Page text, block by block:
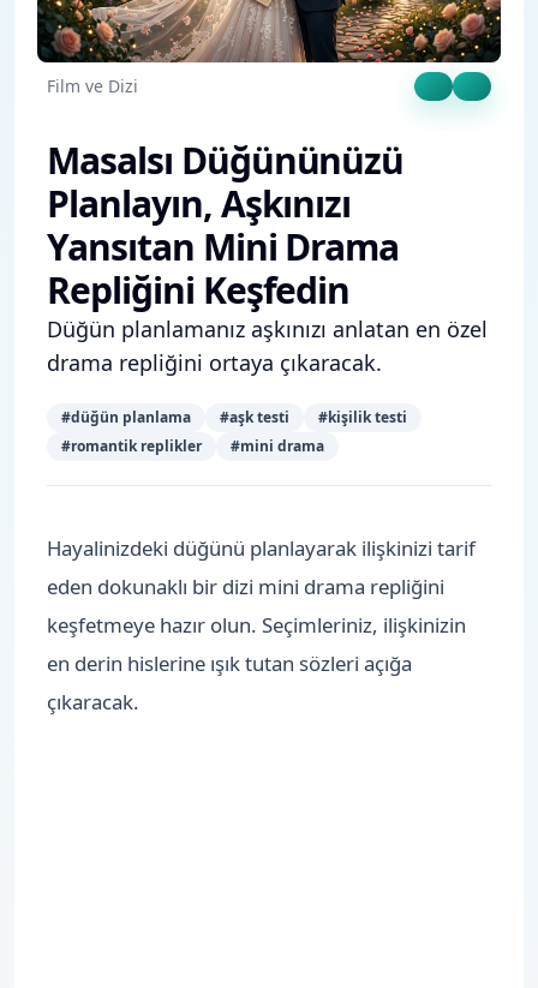
Film ve Dizi
Masalsı Düğününüzü
Planlayın, Aşkınızı
Yansıtan Mini Drama
Repliğini Keşfedin
Düğün planlamanız aşkınızı anlatan en özel
drama repliğini ortaya çıkaracak.
#düğün planlama #aşk testi #kişilik testi
#romantik replikler #mini drama
Hayalinizdeki düğünü planlayarak ilişkinizi tarif
eden dokunaklı bir dizi mini drama repliğini
keşfetmeye hazır olun. Seçimleriniz, ilişkinizin
en derin hislerine ışık tutan sözleri açığa
çıkaracak.